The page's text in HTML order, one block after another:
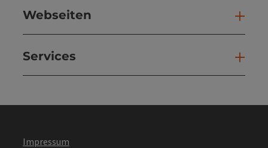
Webseiten
Services
Impressum